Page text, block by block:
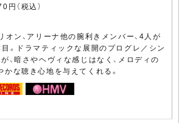
（税込）
オン、アリーナ他の腕利きメンバー、4人が
。ドラマティックな展開のプログレ／シン
、暗さやヘヴィな感じはなく、メロディの
な聴き心地を与えてくれる。